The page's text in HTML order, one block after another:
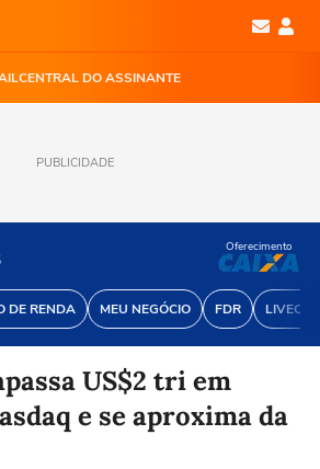
CENTRAL DO ASSINANTE
PUBLICIDADE
DE RENDA MEU NEGÓCIO FDR
Oferecimento
US$2 tri em
e se aproxima da